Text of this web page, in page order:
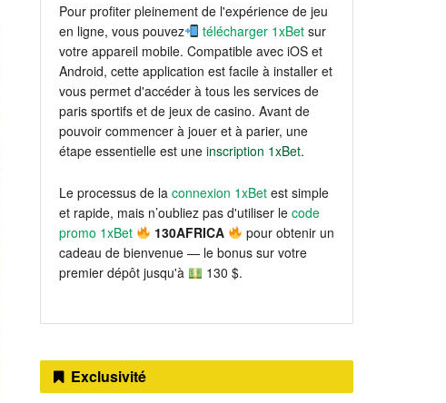
Pour profiter pleinement de l'expérience de jeu
en ligne, vous pouvez
télécharger 1xBet sur
votre appareil mobile. Compatible avec iOS et
Android, cette application est facile à installer et
vous permet d'accéder à tous les services de
paris sportifs et de jeux de casino. Avant de
pouvoir commencer à jouer et à parier, une
étape essentielle est une inscription 1xBet.
Le processus de la connexion 1xBet est simple
et rapide, mais n’oubliez pas d'utiliser le code
promo 1xBet
130AFRICA
pour obtenir un
cadeau de bienvenue — le bonus sur votre
premier dépôt jusqu'à
130 $.
Exclusivité